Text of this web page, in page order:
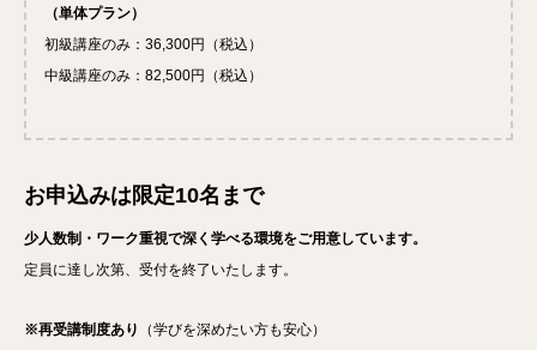
（単体プラン）
初級講座のみ：36,300円（税込）
中級講座のみ：82,500円（税込）
お申込みは限定10名まで
少人数制・ワーク重視で深く学べる環境をご用意しています。
定員に達し次第、受付を終了いたします。
※再受講制度あり （学びを深めたい方も安心）